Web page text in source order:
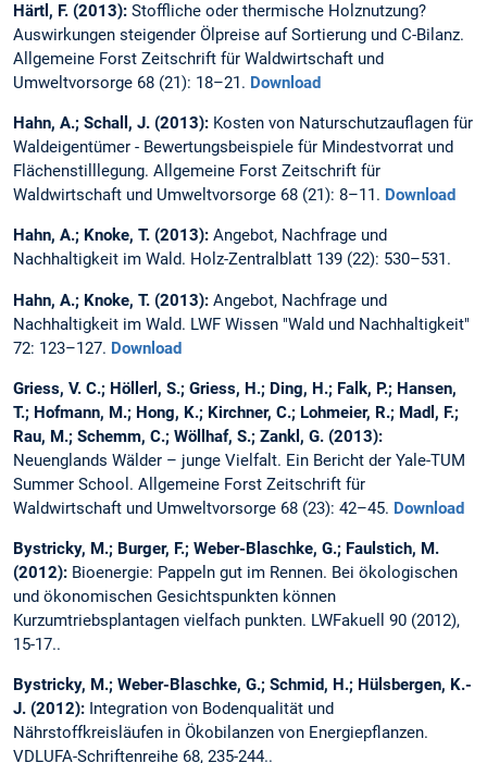
Härtl, F. (2013): Stoffliche oder thermische Holznutzung?
Auswirkungen steigender Ölpreise auf Sortierung und C-Bilanz.
Allgemeine Forst Zeitschrift für Waldwirtschaft und
Umweltvorsorge 68 (21): 18–21. Download
Hahn, A.; Schall, J. (2013): Kosten von Naturschutzauflagen für
Waldeigentümer - Bewertungsbeispiele für Mindestvorrat und
Flächenstilllegung. Allgemeine Forst Zeitschrift für
Waldwirtschaft und Umweltvorsorge 68 (21): 8–11. Download
Hahn, A.; Knoke, T. (2013): Angebot, Nachfrage und
Nachhaltigkeit im Wald. Holz-Zentralblatt 139 (22): 530–531.
Hahn, A.; Knoke, T. (2013): Angebot, Nachfrage und
Nachhaltigkeit im Wald. LWF Wissen "Wald und Nachhaltigkeit"
72: 123–127. Download
Griess, V. C.; Höllerl, S.; Griess, H.; Ding, H.; Falk, P.; Hansen,
T.; Hofmann, M.; Hong, K.; Kirchner, C.; Lohmeier, R.; Madl, F.;
Rau, M.; Schemm, C.; Wöllhaf, S.; Zankl, G. (2013):
Neuenglands Wälder – junge Vielfalt. Ein Bericht der Yale-TUM
Summer School. Allgemeine Forst Zeitschrift für
Waldwirtschaft und Umweltvorsorge 68 (23): 42–45. Download
Bystricky, M.; Burger, F.; Weber-Blaschke, G.; Faulstich, M.
(2012): Bioenergie: Pappeln gut im Rennen. Bei ökologischen
und ökonomischen Gesichtspunkten können
Kurzumtriebsplantagen vielfach punkten. LWFakuell 90 (2012),
15-17..
Bystricky, M.; Weber-Blaschke, G.; Schmid, H.; Hülsbergen, K.-
J. (2012): Integration von Bodenqualität und
Nährstoffkreisläufen in Ökobilanzen von Energiepflanzen.
VDLUFA-Schriftenreihe 68, 235-244..